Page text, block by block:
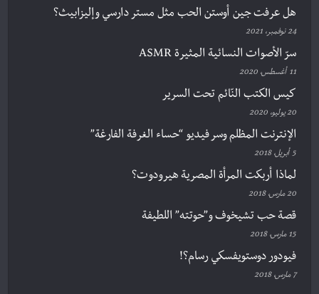
هل عرفت جين أوستن الحب مثل مستر دارسي وإليزابيث؟
24 نوفمبر، 2021
سرّ الأصوات النسائية المثيرة ASMR
11 أغسطس، 2020
كيس الكتب النّائم تحت السرير
20 يوليو، 2020
الإنترنت المظلم وسر فيديو “حساء الغرفة الفارغة”
5 أبريل، 2018
لماذا أربكت المرأة المصرية هيرودوت؟
20 مارس، 2018
قصة حب تشيخوف و”حوتته” اللطيفة
15 مارس، 2018
فيودور دوستويفسكي رسام؟!
7 مارس، 2018